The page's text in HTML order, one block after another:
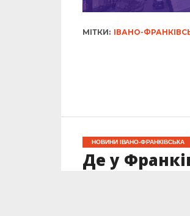
МІТКИ: ІВАНО-
НОВИНИ ІВАНО-ФРАНКІВСЬКА
Де у